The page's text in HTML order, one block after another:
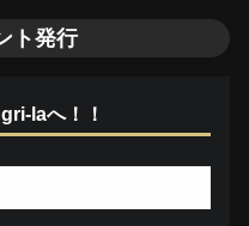
ト発行
laへ！！